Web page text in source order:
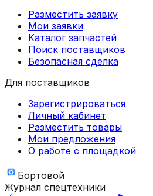
Разместить заявку
Мои заявки
Каталог запчастей
Поиск поставщиков
Безопасная сделка
Для поставщиков
Зарегистрироваться
Личный кабинет
Разместить товары
Мои предложения
О работе с площадкой
Бортовой
Журнал спецтехники